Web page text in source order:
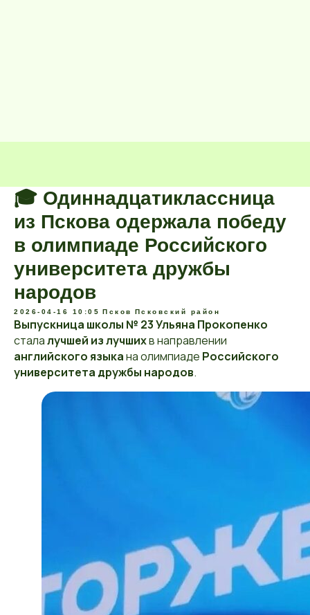
🎓 Одиннадцатиклассница
из Пскова одержала победу
в олимпиаде Российского
университета дружбы
народов
2026-04-16 10:05 Псков Псковский район
Выпускница школы № 23 Ульяна Прокопенко
сталалучшей из лучшихв направлении
английского языкана олимпиаде Российского
университета дружбы народов.